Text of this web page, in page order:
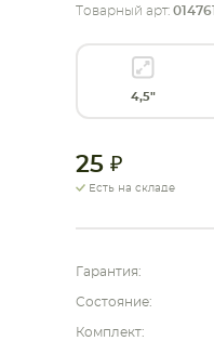
СМАРТФОНА
Товарный арт: 014761
4,5"
25
Есть на складе
Гарантия:
Состояние:
Комплект: